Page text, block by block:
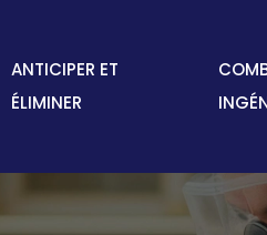
ANTICIPER ET
ÉLIMINER